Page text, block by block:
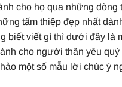
cho họ qua những dòng
tấm thiệp đẹp nhất
biết viết gì thì dưới đây là
cho người thân yêu quý
một số mẫu lời chúc ý